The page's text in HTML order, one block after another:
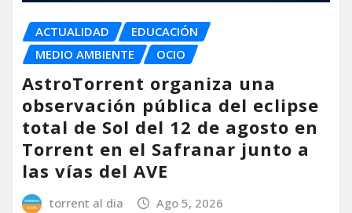
ACTUALIDAD
EDUCACIÓN
MEDIO AMBIENTE
OCIO
AstroTorrent organiza una
observación pública del eclipse
total de Sol del 12 de agosto en
Torrent en el Safranar junto a
las vías del AVE
torrent al dia Ago 5, 2026